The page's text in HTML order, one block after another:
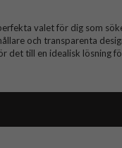
valet för dig som
och transparenta
det till en idealisk lösning